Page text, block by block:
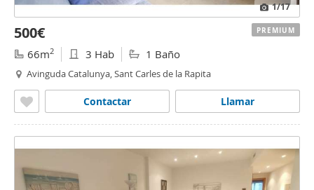
1/17
500€
66m2 3 Hab 1 Baño
Avinguda Catalunya, Sant Carles de la Rapita
Llamar
Contactar
PREMIUM